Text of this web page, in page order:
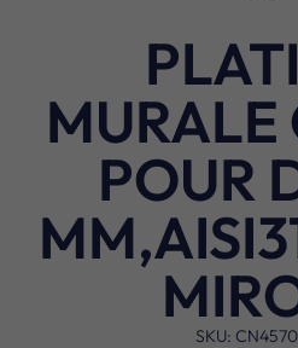
MURALE
POUR
SKU: